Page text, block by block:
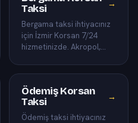
Taksi
→
Bergama taksi ihtiyacınız
için İzmir Korsan 7/24
hizmetinizde. Akropol,
Ödemiş Korsan
Taksi
→
Ödemiş taksi ihtiyacınız